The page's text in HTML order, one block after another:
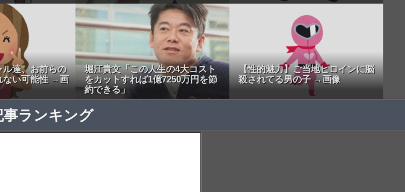
達、お前らの
ない可能性 →画
堀江貴文「この人生の4大コスト
をカットすれば1億7250万円を節
約できる」
【性的魅力】ご当地ヒロインに脳
殺されてる男の子 →画像
事ランキング